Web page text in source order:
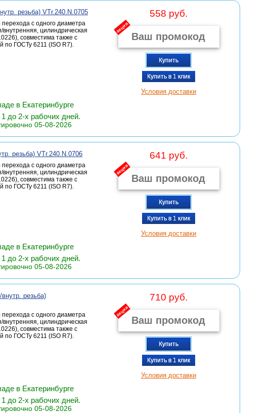
резьба) VTr.240.N.0705
с одного диаметра
внутренняя, цилиндрическая
совместима также с
по ГОСТу 6211 (ISO R7).
558 руб.
акция
Купить
Купить в 1 клик
Условия доставки
в Екатеринбурге
до 2-х рабочих дней.
05-08-2026
резьба) VTr.240.N.0706
с одного диаметра
внутренняя, цилиндрическая
совместима также с
по ГОСТу 6211 (ISO R7).
641 руб.
акция
Купить
Купить в 1 клик
Условия доставки
в Екатеринбурге
до 2-х рабочих дней.
05-08-2026
резьба)
с одного диаметра
внутренняя, цилиндрическая
совместима также с
по ГОСТу 6211 (ISO R7).
710 руб.
акция
Купить
Купить в 1 клик
Условия доставки
в Екатеринбурге
до 2-х рабочих дней.
05-08-2026